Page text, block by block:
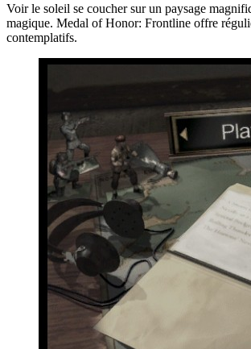
Voir le soleil se coucher sur un paysage
magique. Medal of Honor: Frontline offre
contemplatifs.